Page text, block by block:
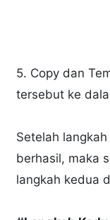
5. Copy dan
tersebut ke
Setelah
berhasil, maka
langkah kedua